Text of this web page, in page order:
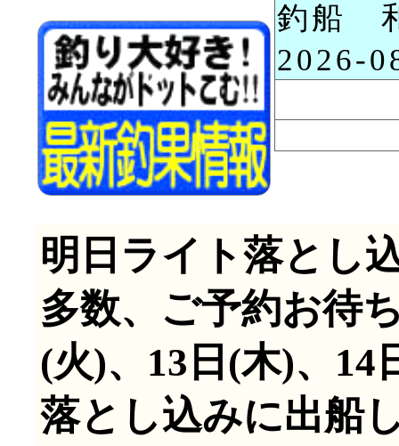
釣船
2026-
明日ライト落とし
多数、ご予約お待
(火)、13日(木)、14
落とし込みに出船